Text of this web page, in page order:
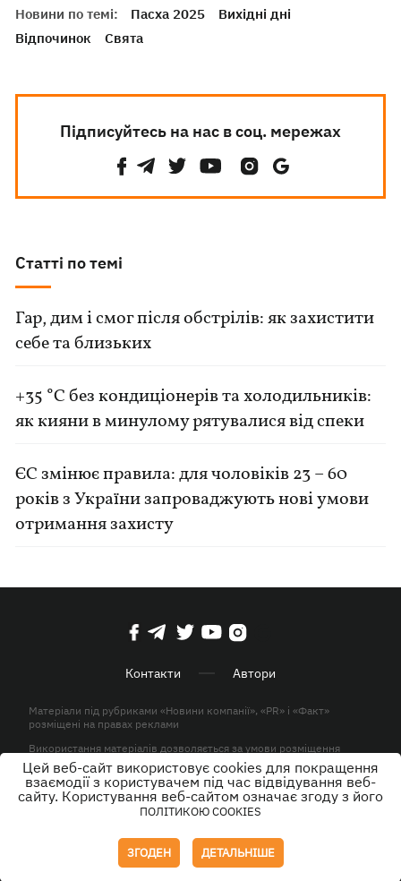
Новини по темі: Пасха 2025
Вихідні дні
Відпочинок
Свята
Підписуйтесь на нас в соц. мережах
Статті по темі
Гар, дим і смог після обстрілів: як захистити
себе та близьких
+35 °C без кондиціонерів та холодильників:
як кияни в минулому рятувалися від спеки
ЄС змінює правила: для чоловіків 23 – 60
років з України запроваджують нові умови
отримання захисту
Контакти Автори
Матеріали під рубриками «Новини компанії», «PR» і «Факт»
розміщені на правах реклами
Використання матеріалів дозволяється за умови розміщення
активного гіперпосилання на KP.UA в першому абзаці.
© ТОВ «ЮЛАВ МЕДІА» 2026. Всі права захищені.
Цей веб-сайт використовує cookies для покращення
взаємодії з користувачем під час відвідування веб-
сайту. Користування веб-сайтом означає згоду з його
ПОЛІТИКОЮ COOKIES
ЗГОДЕН ДЕТАЛЬНІШЕ